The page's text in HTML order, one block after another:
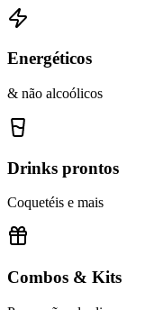
Energéticos
& não alcoólicos
Drinks prontos
Coquetéis e mais
Combos & Kits